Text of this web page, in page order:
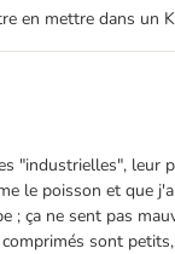
mettre dans un
le poisson et que
ça ne sent pas
sont